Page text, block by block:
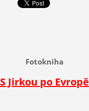
Fotokniha
S Jirkou po Evropě